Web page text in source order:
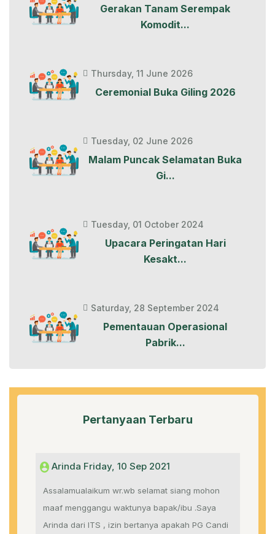
Gerakan Tanam Serempak
Komodit...
Thursday, 11 June 2026
Ceremonial Buka Giling 2026
Tuesday, 02 June 2026
Malam Puncak Selamatan Buka
Gi...
Tuesday, 01 October 2024
Upacara Peringatan Hari
Kesakt...
Saturday, 28 September 2024
Pementauan Operasional
Pabrik...
Pertanyaan Terbaru
Arinda Friday, 10 Sep 2021
Assalamualaikum wr.wb selamat siang mohon
maaf menggangu waktunya bapak/ibu .Saya
Arinda dari ITS , izin bertanya apakah PG Candi